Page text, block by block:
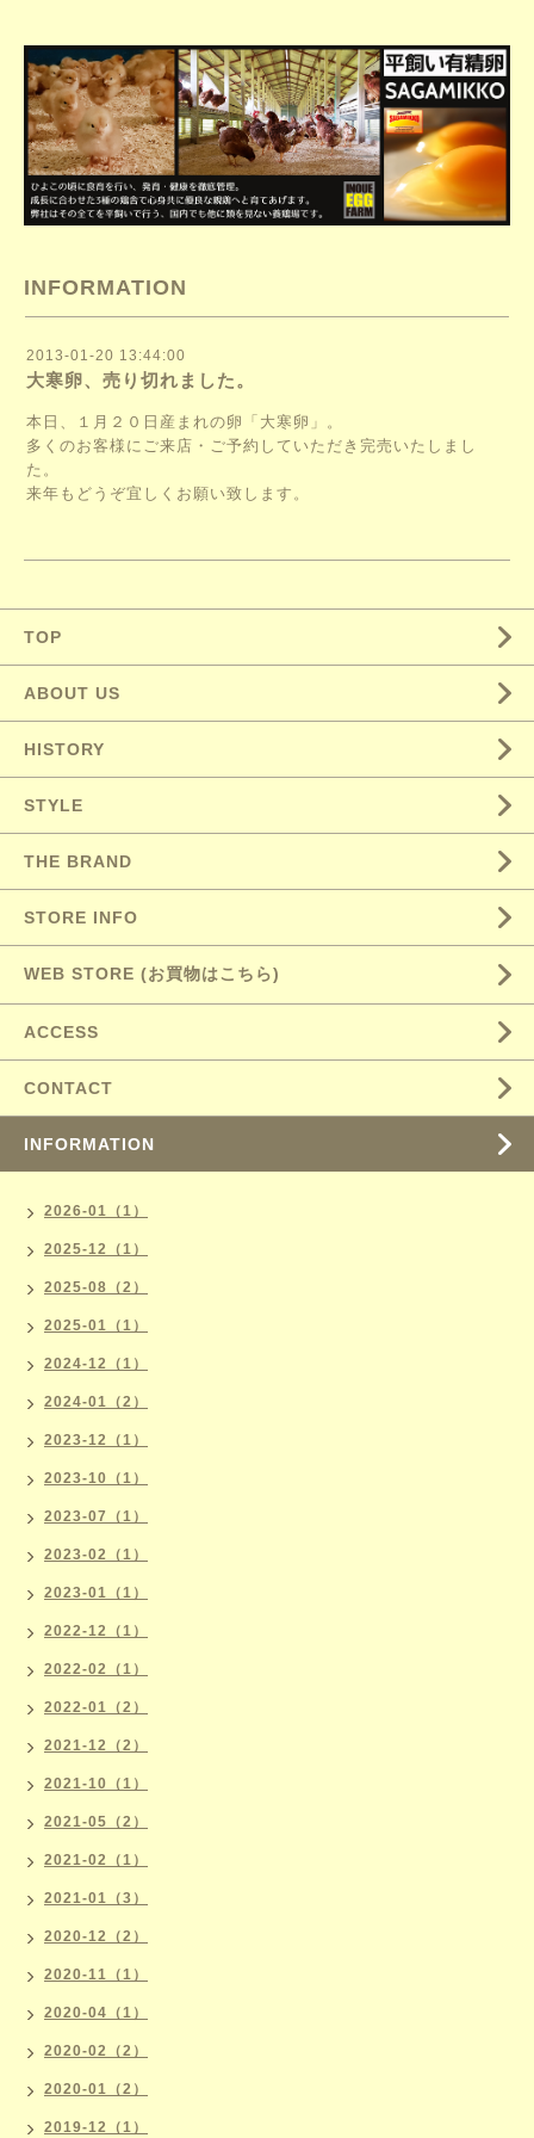
INFORMATION
2013-01-20 13:44:00
大寒卵、売り切れました。
本日、１月２０日産まれの卵「大寒卵」。
多くのお客様にご来店・ご予約していただき完売いたしまし
た。
来年もどうぞ宜しくお願い致します。
TOP
ABOUT US
HISTORY
STYLE
THE BRAND
STORE INFO
WEB STORE (お買物はこちら)
ACCESS
CONTACT
INFORMATION
2026-01（1）
2025-12（1）
2025-08（2）
2025-01（1）
2024-12（1）
2024-01（2）
2023-12（1）
2023-10（1）
2023-07（1）
2023-02（1）
2023-01（1）
2022-12（1）
2022-02（1）
2022-01（2）
2021-12（2）
2021-10（1）
2021-05（2）
2021-02（1）
2021-01（3）
2020-12（2）
2020-11（1）
2020-04（1）
2020-02（2）
2020-01（2）
2019-12（1）